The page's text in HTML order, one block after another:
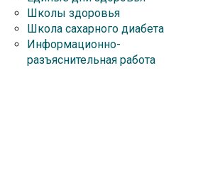
Школы здоровья
Школа сахарного диабета
Информационно-
разъяснительная работа